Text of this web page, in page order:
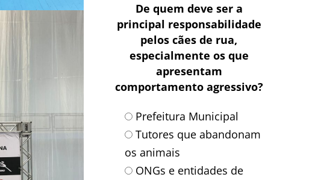
De quem deve ser a
principal responsabilidade
pelos cães de rua,
especialmente os que
apresentam
comportamento agressivo?
Prefeitura Municipal
Tutores que abandonam
os animais
ONGs e entidades de